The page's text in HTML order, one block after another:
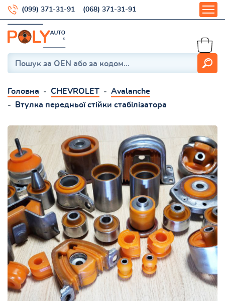
(099) 371-31-91 (068) 371-31-91
Головна CHEVROLET
Avalanche
Втулка передньої стійки стабілізатора